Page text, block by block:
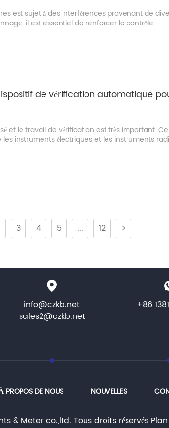
est sujet à des interférences provenant de
il est essentiel de renforcer le contrôle...
de vérification automatique
et le travail de vérification est très important.
instruments électriques et les instruments
3 4 5 ... 12 >
info@czkb.net
sales2@czkb.net
+86
PROPOS DE NOUS NOUVELLES
& Meter co.,ltd. Tous droits réservés